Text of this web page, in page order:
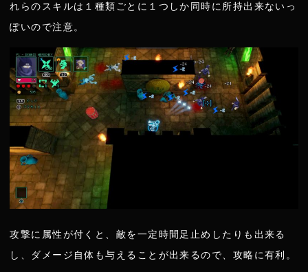
れらのスキルは１種類ごとに１つしか同時に所持出来ないっ
ぽいので注意。
攻撃に属性が付くと、敵を一定時間足止めしたりも出来る
し、ダメージ自体も与えることが出来るので、攻略に有利。